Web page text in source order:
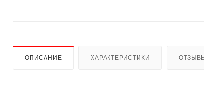
ОПИСАНИЕ ХАРАКТЕРИСТИКИ ОТЗЫВЫ